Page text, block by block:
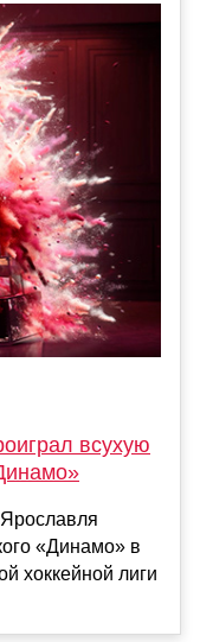
всухую
«Динамо» в
хоккейной лиги